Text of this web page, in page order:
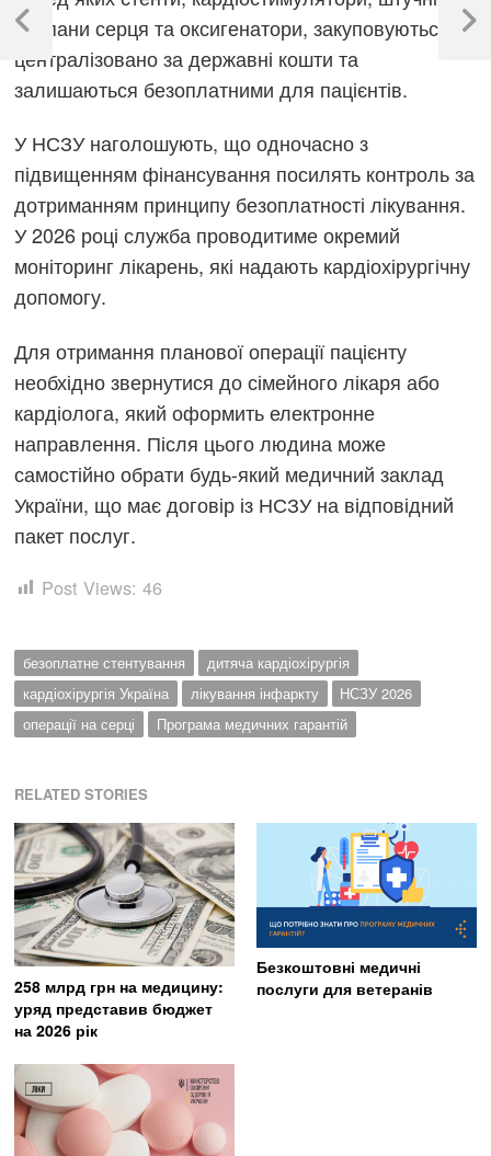
клапани серця та оксигенатори, закуповуються
централізовано за державні кошти та
залишаються безоплатними для пацієнтів.
У НСЗУ наголошують, що одночасно з
підвищенням фінансування посилять контроль за
дотриманням принципу безоплатності лікування.
У 2026 році служба проводитиме окремий
моніторинг лікарень, які надають кардіохірургічну
допомогу.
Для отримання планової операції пацієнту
необхідно звернутися до сімейного лікаря або
кардіолога, який оформить електронне
направлення. Після цього людина може
самостійно обрати будь-який медичний заклад
України, що має договір із НСЗУ на відповідний
пакет послуг.
Post Views: 46
безоплатне стентування
дитяча кардіохірургія
кардіохірургія Україна
лікування інфаркту
НСЗУ 2026
операції на серці
Програма медичних гарантій
RELATED STORIES
258 млрд грн на медицину:
уряд представив бюджет
на 2026 рік
Безкоштовні медичні
послуги для ветеранів
записів
Previous
Next